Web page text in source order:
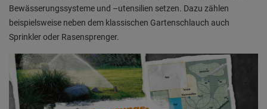
Bewässerungssysteme und –utensilien setzen. Dazu zählen
beispielsweise neben dem klassischen Gartenschlauch auch
Sprinkler oder Rasensprenger.